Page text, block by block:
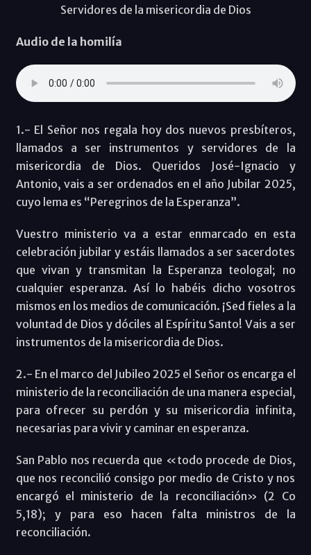
Servidores de la misericordia de Dios
Audio de la homilía
1.- El Señor nos regala hoy dos nuevos presbíteros,
llamados a ser instrumentos y servidores de la
misericordia de Dios. Queridos José-Ignacio y
Antonio, vais a ser ordenados en el año Jubilar 2025,
cuyo lema es “Peregrinos de la Esperanza”.
Vuestro ministerio va a estar enmarcado en esta
celebración jubilar y estáis llamados a ser sacerdotes
que vivan y transmitan la Esperanza teologal; no
cualquier esperanza. Así lo habéis dicho vosotros
mismos en los medios de comunicación. ¡Sed fieles a la
voluntad de Dios y dóciles al Espíritu Santo! Vais a ser
instrumentos de la misericordia de Dios.
2.- En el marco del Jubileo 2025 el Señor os encarga el
ministerio de la reconciliación de una manera especial,
para ofrecer su perdón y su misericordia infinita,
necesarias para vivir y caminar en esperanza.
San Pablo nos recuerda que «todo procede de Dios,
que nos reconcilió consigo por medio de Cristo y nos
encargó el ministerio de la reconciliación» (2 Co
5,18); y para eso hacen falta ministros de la
reconciliación.